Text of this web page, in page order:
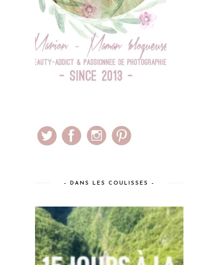
– DANS LES COULISSES –